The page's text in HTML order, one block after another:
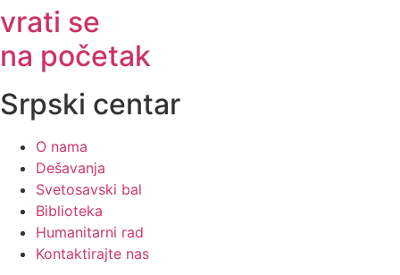
vrati se
na početak
Srpski centar
O nama
Dešavanja
Svetosavski bal
Biblioteka
Humanitarni rad
Kontaktirajte nas